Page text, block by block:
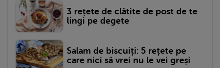
3 rețete de clătite de post de te
lingi pe degete
Salam de biscuiți: 5 rețete pe
care nici să vrei nu le vei greși